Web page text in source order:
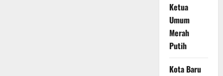
Ketua
Umum
Merah
Putih
Kota Baru